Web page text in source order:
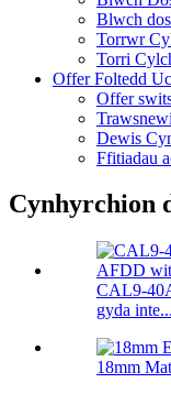
Blwch
Torrwr
Torri
Offer Foltedd
Offer
Dewis
Ffitiadau
Cynhyrchion
CAL9-
gyda inte...
18mm